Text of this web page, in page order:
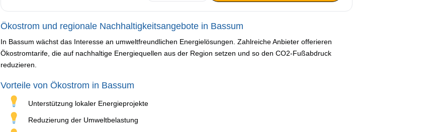
Ökostrom und regionale Nachhaltigkeitsangebote in Bassum
In Bassum wächst das Interesse an umweltfreundlichen Energielösungen. Zahlreiche Anbieter offerieren
Ökostromtarife, die auf nachhaltige Energiequellen aus der Region setzen und so den CO2-Fußabdruck
reduzieren.
Vorteile von Ökostrom in Bassum
Unterstützung lokaler Energieprojekte
Reduzierung der Umweltbelastung